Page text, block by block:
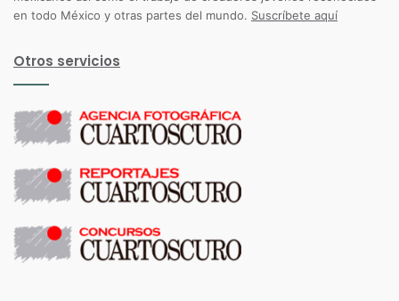
en todo México y otras partes del mundo. Suscríbete aquí
Otros servicios